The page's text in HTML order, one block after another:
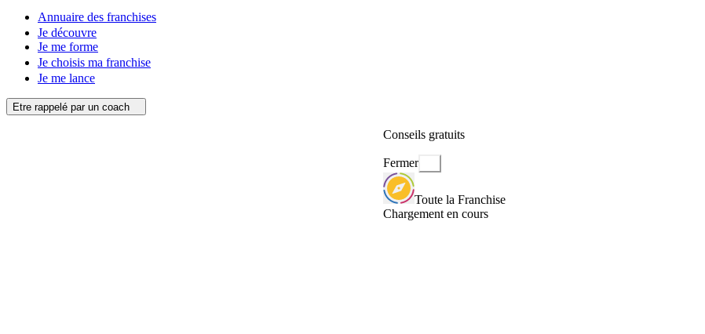
Annuaire des franchises
Je découvre
Je me forme
Je choisis ma franchise
Je me lance
Etre rappelé par un coach
Conseils gratuits
Fermer
Toute la Franchise
Chargement en cours